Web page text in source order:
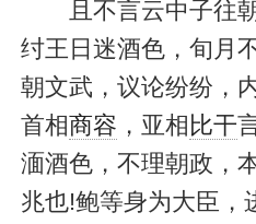
且不言云中子往朝
纣王日迷酒色，旬月
朝文武，议论纷纷，
首相商容 ，亚相 比干
湎酒色，不理朝政，
兆也!鲍等身为大臣，